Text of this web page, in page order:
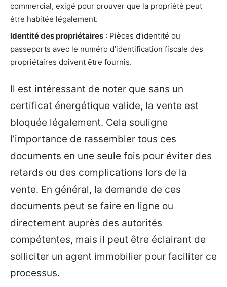
commercial, exigé pour prouver que la propriété peut
être habitée légalement.
Identité des propriétaires : Pièces d’identité ou
passeports avec le numéro d’identification fiscale des
propriétaires doivent être fournis.
Il est intéressant de noter que sans un
certificat énergétique valide, la vente est
bloquée légalement. Cela souligne
l’importance de rassembler tous ces
documents en une seule fois pour éviter des
retards ou des complications lors de la
vente. En général, la demande de ces
documents peut se faire en ligne ou
directement auprès des autorités
compétentes, mais il peut être éclairant de
solliciter un agent immobilier pour faciliter ce
processus.